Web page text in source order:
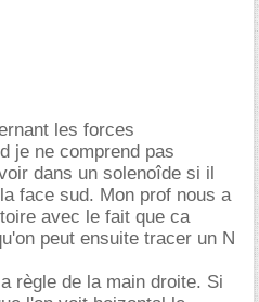
les forces
je ne comprend pas
dans un solenoîde si il
face sud. Mon prof nous a
avec le fait que ca
peut ensuite tracer un N
règle de la main droite. Si